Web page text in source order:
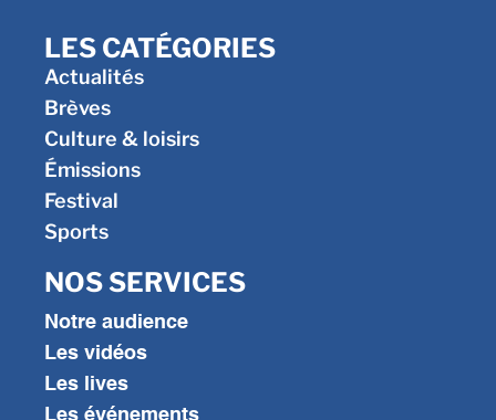
LES CATÉGORIES
Actualités
Brèves
Culture & loisirs
Émissions
Festival
Sports
NOS SERVICES
Notre audience
Les vidéos
Les lives
Les événements